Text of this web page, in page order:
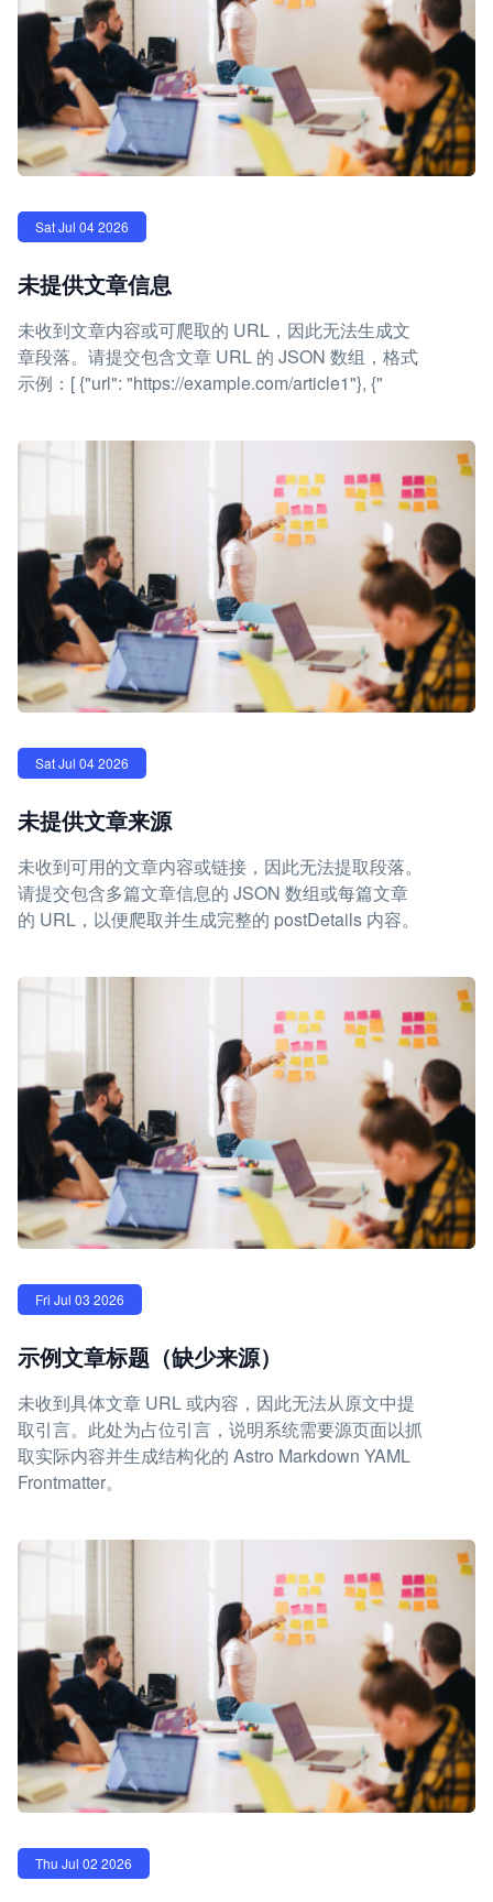
Sat Jul 04 2026
未提供文章信息
未收到文章内容或可爬取的 URL，因此无法生成文
章段落。请提交包含文章 URL 的 JSON 数组，格式
示例：[ {"url": "https://example.com/article1"}, {"
Sat Jul 04 2026
未提供文章来源
未收到可用的文章内容或链接，因此无法提取段落。
请提交包含多篇文章信息的 JSON 数组或每篇文章
的 URL，以便爬取并生成完整的 postDetails 内容。
Fri Jul 03 2026
示例文章标题（缺少来源）
未收到具体文章 URL 或内容，因此无法从原文中提
取引言。此处为占位引言，说明系统需要源页面以抓
取实际内容并生成结构化的 Astro Markdown YAML
Frontmatter。
Thu Jul 02 2026